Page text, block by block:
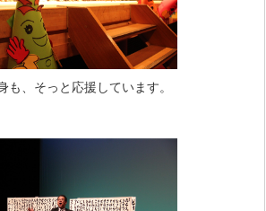
も、そっと応援しています。